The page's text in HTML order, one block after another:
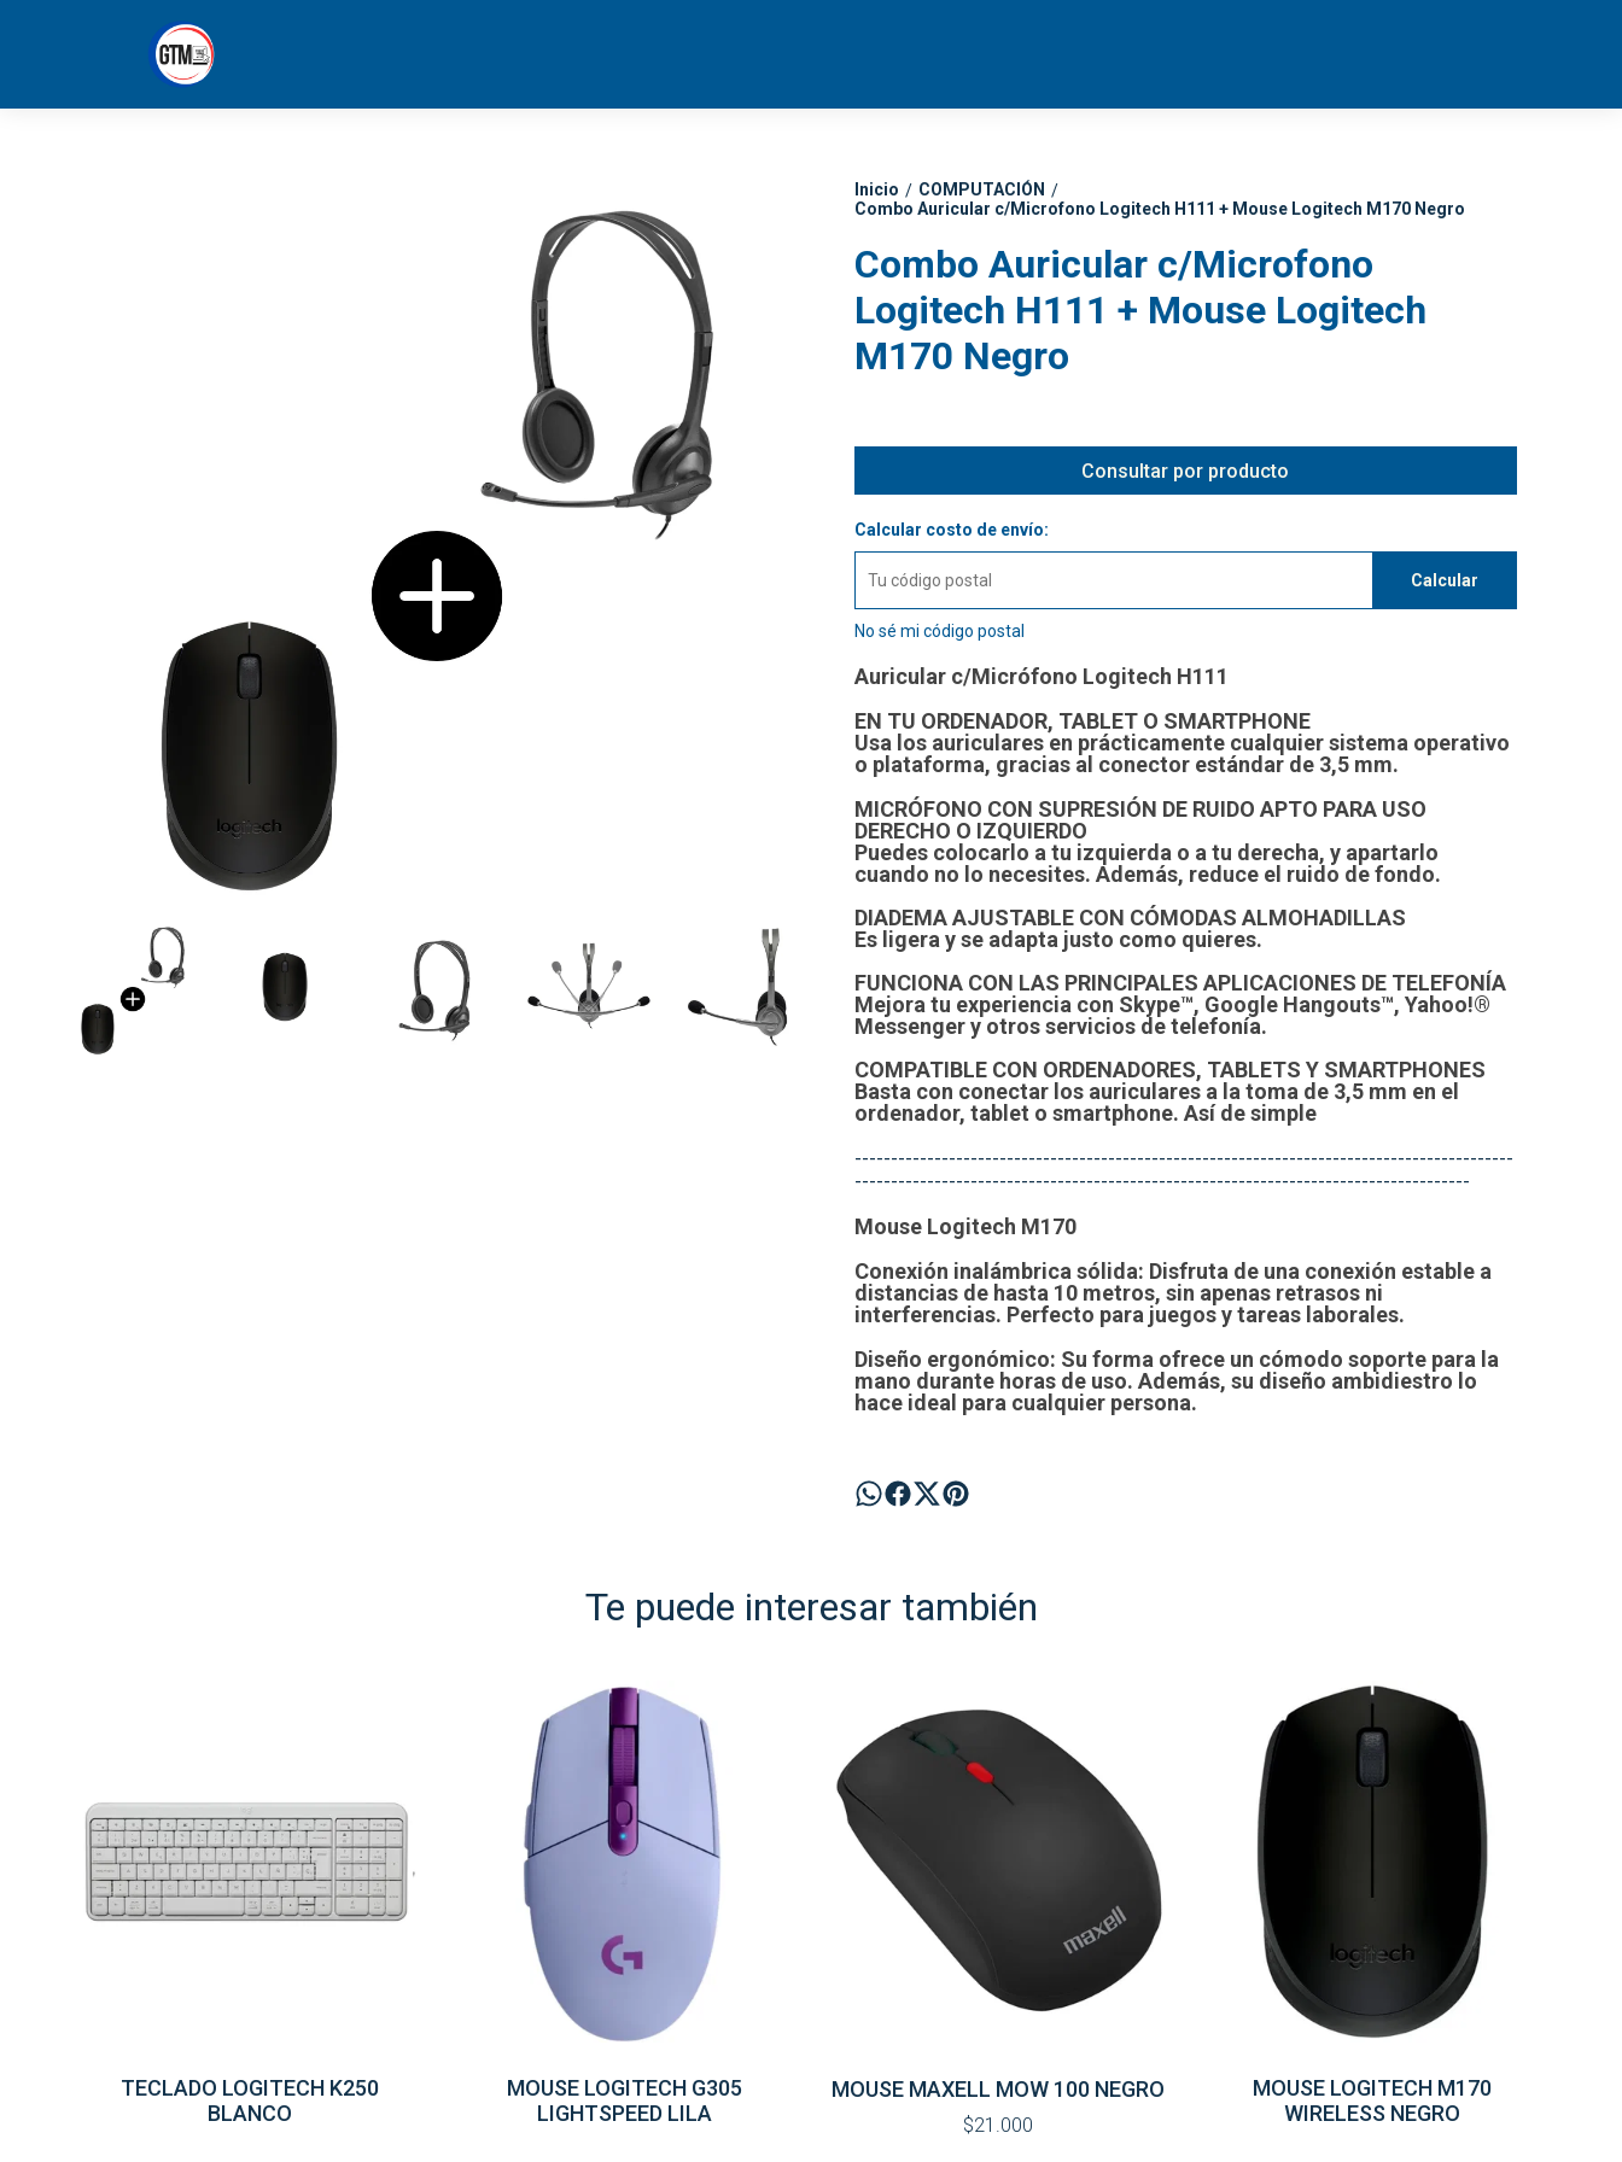
Inicio / COMPUTACIÓN /
Combo Auricular c/Microfono Logitech H111 + Mouse Logitech M170 Negro
Combo Auricular c/Microfono
Logitech H111 + Mouse Logitech
M170 Negro
Consultar por producto
Calcular costo de envío:
Calcular
No sé mi código postal
Auricular c/Micrófono Logitech H111
EN TU ORDENADOR, TABLET O SMARTPHONE
Usa los auriculares en prácticamente cualquier sistema operativo
o plataforma, gracias al conector estándar de 3,5 mm.
MICRÓFONO CON SUPRESIÓN DE RUIDO APTO PARA USO
DERECHO O IZQUIERDO
Puedes colocarlo a tu izquierda o a tu derecha, y apartarlo
cuando no lo necesites. Además, reduce el ruido de fondo.
DIADEMA AJUSTABLE CON CÓMODAS ALMOHADILLAS
Es ligera y se adapta justo como quieres.
FUNCIONA CON LAS PRINCIPALES APLICACIONES DE TELEFONÍA
Mejora tu experiencia con Skype™, Google Hangouts™, Yahoo!®
Messenger y otros servicios de telefonía.
COMPATIBLE CON ORDENADORES, TABLETS Y SMARTPHONES
Basta con conectar los auriculares a la toma de 3,5 mm en el
ordenador, tablet o smartphone. Así de simple
-------------------------------------------------------------------------------------------
-------------------------------------------------------------------------------------
Mouse Logitech M170
Conexión inalámbrica sólida: Disfruta de una conexión estable a
distancias de hasta 10 metros, sin apenas retrasos ni
interferencias. Perfecto para juegos y tareas laborales.
Diseño ergonómico: Su forma ofrece un cómodo soporte para la
mano durante horas de uso. Además, su diseño ambidiestro lo
hace ideal para cualquier persona.
Te puede interesar también
TECLADO LOGITECH K250
BLANCO
MOUSE LOGITECH G305
LIGHTSPEED LILA
MOUSE MAXELL MOW 100 NEGRO
$21.000
MOUSE LOGITECH M170
WIRELESS NEGRO